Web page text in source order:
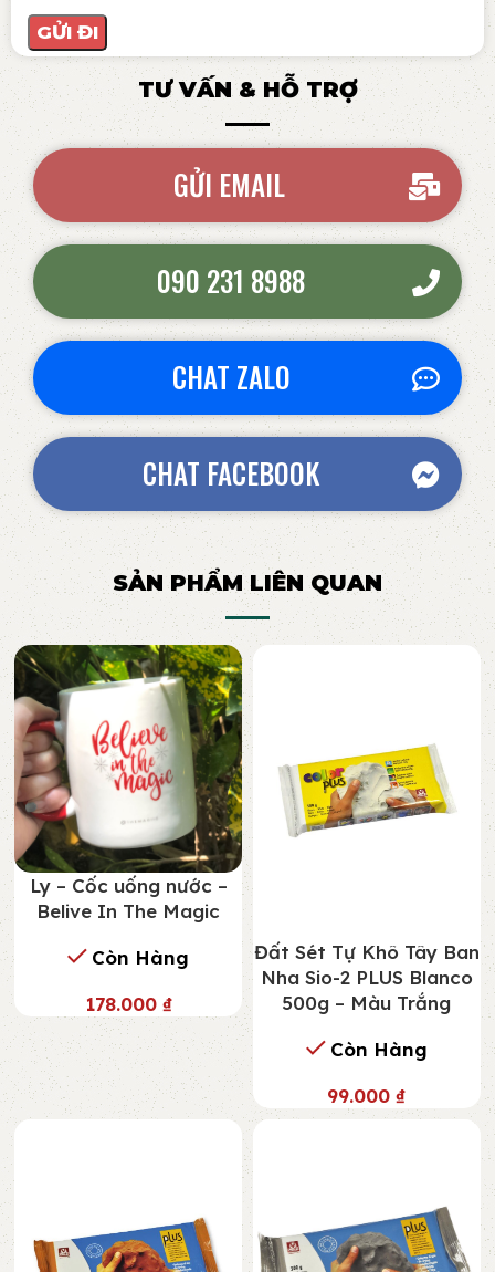
TƯ VẤN & HỖ TRỢ
GỬI EMAIL
090 231 8988
CHAT ZALO
CHAT FACEBOOK
SẢN PHẨM LIÊN QUAN
Ly – Cốc uống nước –
Belive In The Magic
Còn Hàng
178.000 ₫
Đất Sét Tự Khô Tây Ban
Nha Sio-2 PLUS Blanco
500g – Màu Trắng
Còn Hàng
99.000₫